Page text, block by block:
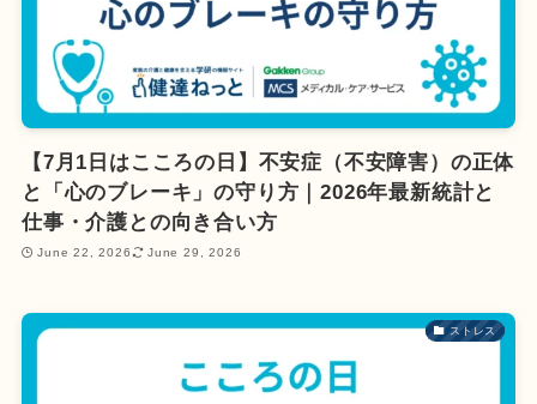
【7月1日はこころの日】不安症（不安障害）の正体
と「心のブレーキ」の守り方｜2026年最新統計と
仕事・介護との向き合い方
June 22, 2026 June 29, 2026
ストレス